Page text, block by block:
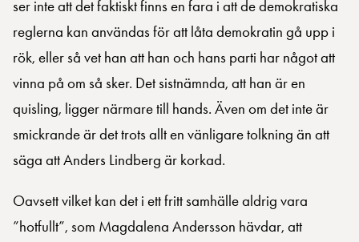
ser inte att det faktiskt finns en fara i att de demokratiska
reglerna kan användas för att låta demokratin gå upp i
rök, eller så vet han att han och hans parti har något att
vinna på om så sker. Det sistnämnda, att han är en
quisling, ligger närmare till hands. Även om det inte är
smickrande är det trots allt en vänligare tolkning än att
säga att Anders Lindberg är korkad.
Oavsett vilket kan det i ett fritt samhälle aldrig vara
”hotfullt”, som Magdalena Andersson hävdar, att